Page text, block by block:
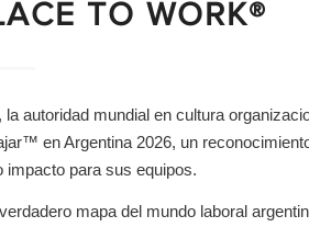
TO WORK®
autoridad mundial en cultura
en Argentina 2026, un
impacto para sus equipos.
mapa del mundo laboral